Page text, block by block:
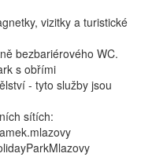
vizitky a turistické
bezbariérového WC.
s obřími
- tyto služby jsou
sítích: